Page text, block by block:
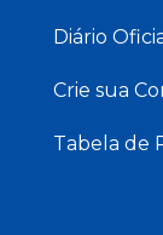
Diário
Crie sua
Tabela de